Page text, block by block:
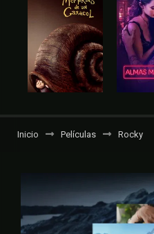
Inicio Películas Rocky